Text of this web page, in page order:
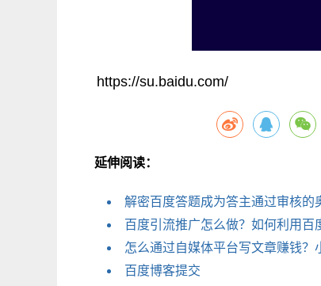
https://su.baidu.com/
延伸阅读：
解密百度答题成为答主通过审核的
百度引流推广怎么做？如何利用百
怎么通过自媒体平台写文章赚钱？
百度博客提交